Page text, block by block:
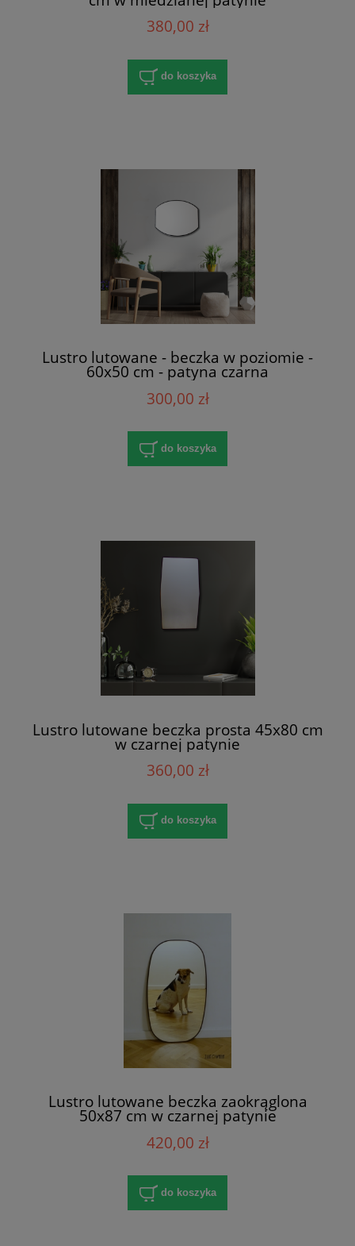
380,00 zł
do koszyka
Lustro lutowane - beczka w poziomie -
60x50 cm - patyna czarna
300,00 zł
do koszyka
Lustro lutowane beczka prosta 45x80 cm
w czarnej patynie
360,00 zł
do koszyka
Lustro lutowane beczka zaokrąglona
50x87 cm w czarnej patynie
420,00 zł
do koszyka